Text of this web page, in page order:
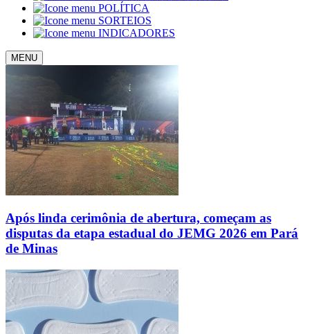
POLÍTICA
SORTEIOS
INDICADORES
MENU
Após linda cerimônia de abertura, começam as
disputas da etapa estadual do JEMG 2026 em Pará
de Minas